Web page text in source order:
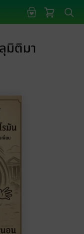
มิติมา